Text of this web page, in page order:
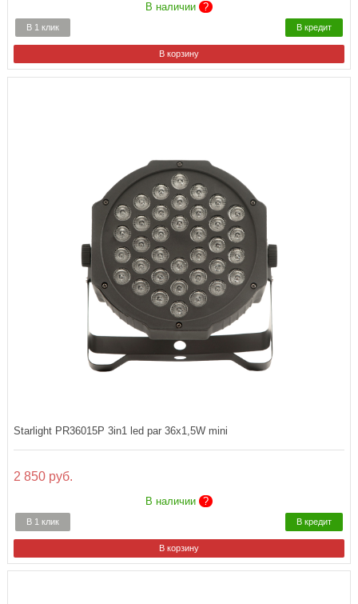
В наличии ?
В 1 клик В кредит
Starlight PR36015P 3in1 led par 36x1,5W mini
2 850 руб.
В наличии ?
В 1 клик В кредит